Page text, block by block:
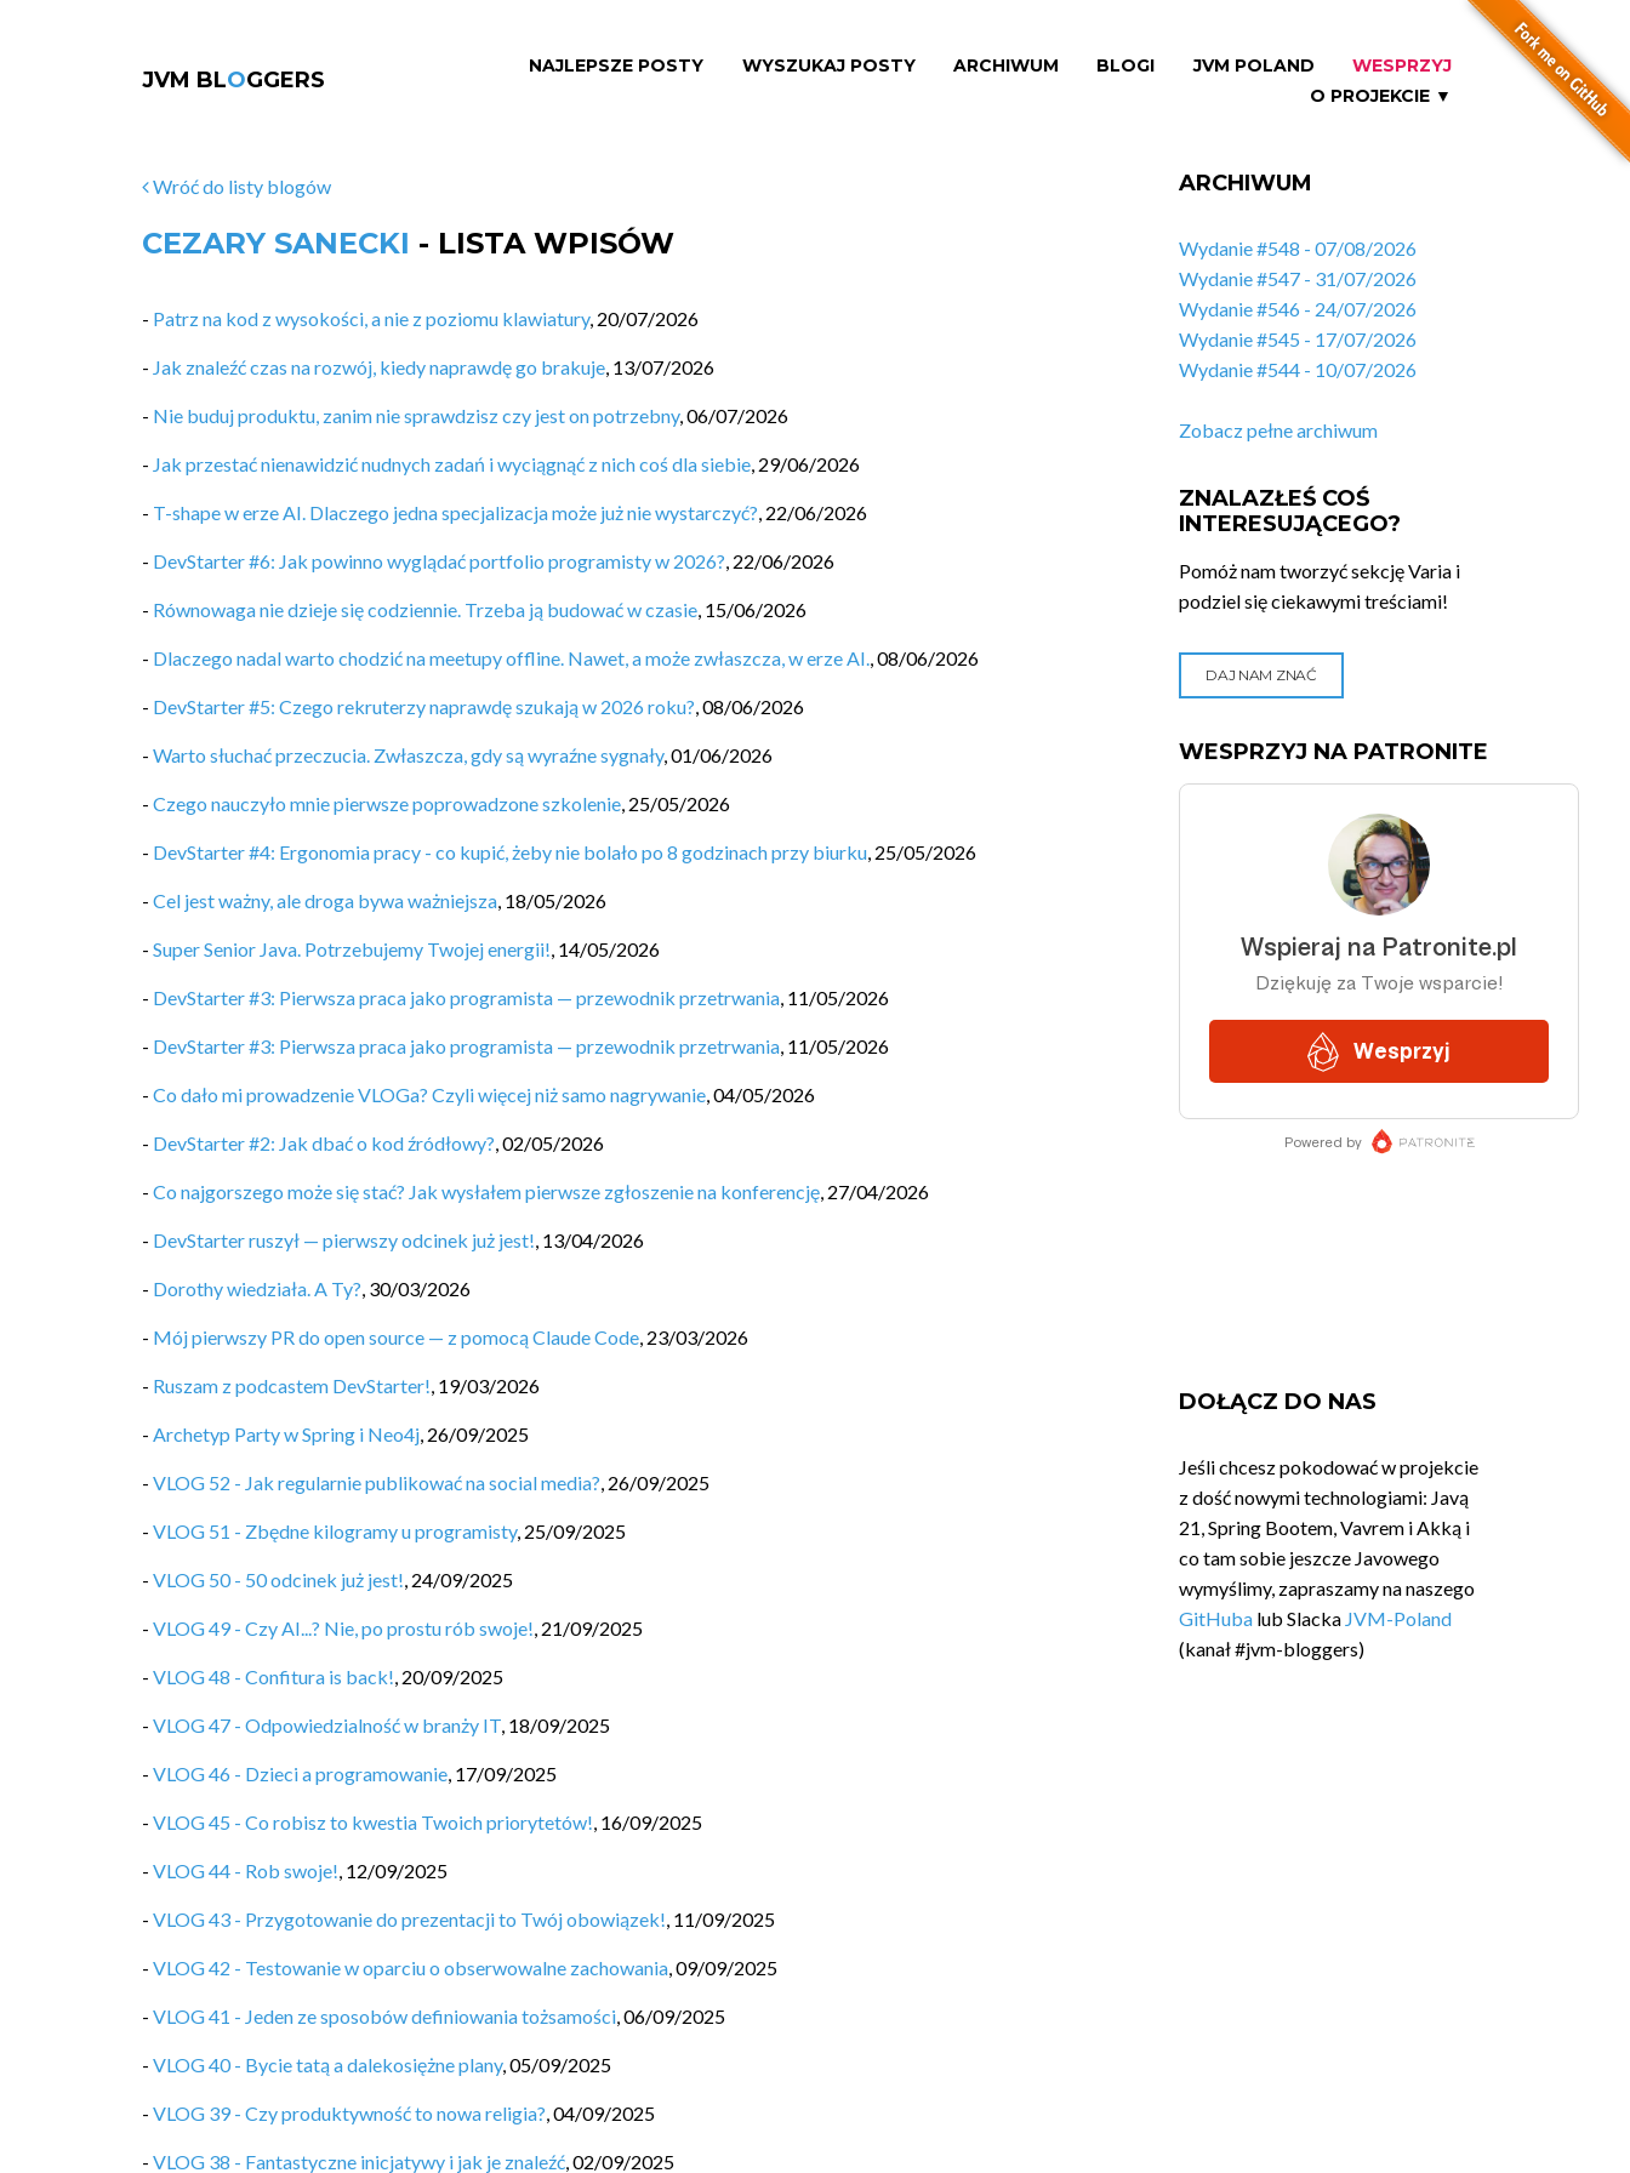
JVM BLOGGERS
NAJLEPSZE POSTY WYSZUKAJ POSTY ARCHIWUM BLOGI JVM POLAND
WESPRZYJ
O PROJEKCIE ▼
Wróć do listy blogów
CEZARY SANECKI - LISTA WPISÓW
- Patrz na kod z wysokości, a nie z poziomu klawiatury, 20/07/2026
- Jak znaleźć czas na rozwój, kiedy naprawdę go brakuje, 13/07/2026
- Nie buduj produktu, zanim nie sprawdzisz czy jest on potrzebny,06/07/2026
- Jak przestać nienawidzić nudnych zadań i wyciągnąć z nich coś dla siebie, 29/06/2026
- T-shape w erze AI. Dlaczego jedna specjalizacja może już nie wystarczyć?, 22/06/2026
- DevStarter #6: Jak powinno wyglądać portfolio programisty w 2026?, 22/06/2026
- Równowaga nie dzieje się codziennie. Trzeba ją budować w czasie, 15/06/2026
- Dlaczego nadal warto chodzić na meetupy offline. Nawet, a może zwłaszcza, w erze AI.,08/06/2026
- DevStarter #5: Czego rekruterzy naprawdę szukają w 2026 roku?,08/06/2026
- Warto słuchać przeczucia. Zwłaszcza, gdy są wyraźne sygnały,01/06/2026
- Czego nauczyło mnie pierwsze poprowadzone szkolenie, 25/05/2026
- DevStarter #4: Ergonomia pracy - co kupić, żeby nie bolało po 8 godzinach przy biurku, 25/05/2026
- Cel jest ważny, ale droga bywa ważniejsza, 18/05/2026
- Super Senior Java. Potrzebujemy Twojej energii!, 14/05/2026
- DevStarter #3: Pierwsza praca jako programista — przewodnik przetrwania, 11/05/2026
- DevStarter #3: Pierwsza praca jako programista — przewodnik przetrwania, 11/05/2026
- Co dało mi prowadzenie VLOGa? Czyli więcej niż samo nagrywanie,04/05/2026
- DevStarter #2: Jak dbać o kod źródłowy?,02/05/2026
- Co najgorszego może się stać? Jak wysłałem pierwsze zgłoszenie na konferencję, 27/04/2026
- DevStarter ruszył — pierwszy odcinek już jest!, 13/04/2026
- Dorothy wiedziała. A Ty?, 30/03/2026
- Mój pierwszy PR do open source — z pomocą Claude Code, 23/03/2026
- Ruszam z podcastem DevStarter!, 19/03/2026
- Archetyp Party w Spring i Neo4j, 26/09/2025
- VLOG 52 - Jak regularnie publikować na social media?, 26/09/2025
- VLOG 51 - Zbędne kilogramy u programisty, 25/09/2025
- VLOG 50 - 50 odcinek już jest!, 24/09/2025
- VLOG 49 - Czy AI...? Nie, po prostu rób swoje!, 21/09/2025
- VLOG 48 - Confitura is back!, 20/09/2025
- VLOG 47 - Odpowiedzialność w branży IT, 18/09/2025
- VLOG 46 - Dzieci a programowanie, 17/09/2025
- VLOG 45 - Co robisz to kwestia Twoich priorytetów!, 16/09/2025
- VLOG 44 - Rob swoje!, 12/09/2025
- VLOG 43 - Przygotowanie do prezentacji to Twój obowiązek!, 11/09/2025
- VLOG 42 - Testowanie w oparciu o obserwowalne zachowania,09/09/2025
- VLOG 41 - Jeden ze sposobów definiowania tożsamości,06/09/2025
- VLOG 40 - Bycie tatą a dalekosiężne plany,05/09/2025
- VLOG 39 - Czy produktywność to nowa religia?,04/09/2025
- VLOG 38 - Fantastyczne inicjatywy i jak je znaleźć,02/09/2025
ARCHIWUM
Wydanie #548 - 07/08/2026
Wydanie #547 - 31/07/2026
Wydanie #546 - 24/07/2026
Wydanie #545 - 17/07/2026
Wydanie #544 - 10/07/2026
Zobacz pełne archiwum
ZNALAZŁEŚ COŚ
INTERESUJĄCEGO?
Pomóż nam tworzyć sekcję Varia i
podziel się ciekawymi treściami!
DAJ NAM ZNAĆ
WESPRZYJ NA PATRONITE
DOŁĄCZ DO NAS
Jeśli chcesz pokodować w projekcie
z dość nowymi technologiami: Javą
21, Spring Bootem, Vavrem i Akką i
co tam sobie jeszcze Javowego
wymyślimy, zapraszamy na naszego
GitHuba lub Slacka JVM-Poland
(kanał #jvm-bloggers)